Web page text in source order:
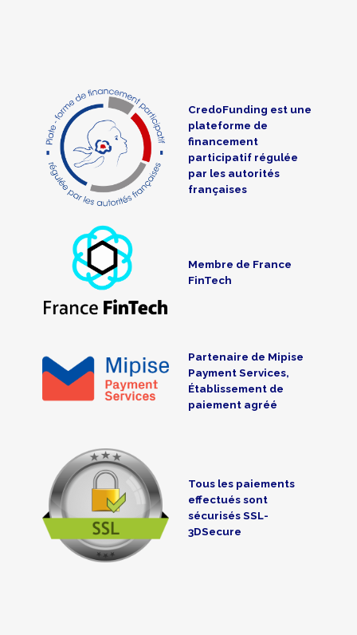
CredoFunding est une
plateforme de
financement
participatif régulée
par les autorités
françaises
Membre de France
FinTech
Partenaire de Mipise
Payment Services,
Établissement de
paiement agréé
Tous les paiements
effectués sont
sécurisés SSL-
3DSecure